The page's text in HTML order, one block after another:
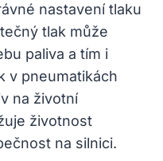
nastavení tlaku
tlak může
paliva a tím i
v pneumatikách
na životní
životnost
na silnici.